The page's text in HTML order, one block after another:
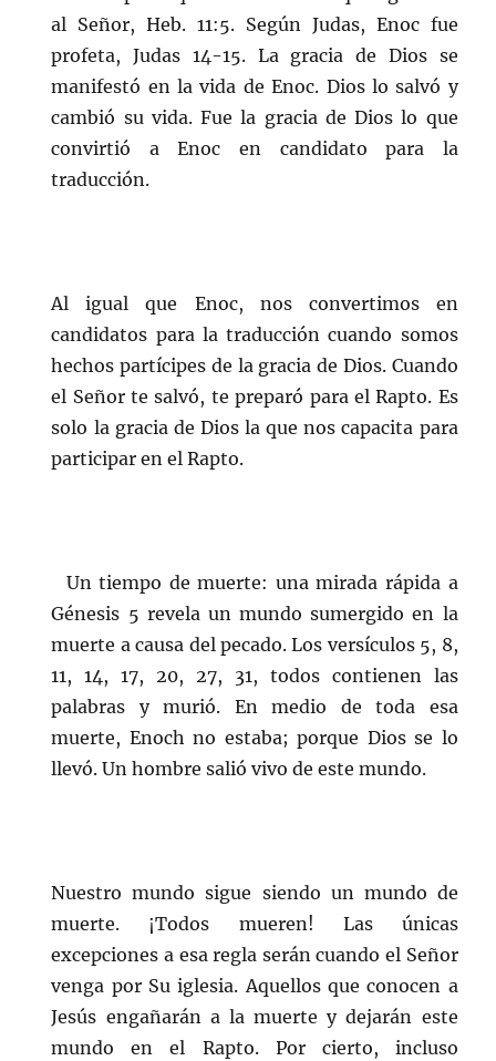
al Señor, Heb. 11:5. Según Judas, Enoc fue
profeta, Judas 14-15. La gracia de Dios se
manifestó en la vida de Enoc. Dios lo salvó y
cambió su vida. Fue la gracia de Dios lo que
convirtió a Enoc en candidato para la
traducción.
Al igual que Enoc, nos convertimos en
candidatos para la traducción cuando somos
hechos partícipes de la gracia de Dios. Cuando
el Señor te salvó, te preparó para el Rapto. Es
solo la gracia de Dios la que nos capacita para
participar en el Rapto.
Un tiempo de muerte: una mirada rápida a
Génesis 5 revela un mundo sumergido en la
muerte a causa del pecado. Los versículos 5, 8,
11, 14, 17, 20, 27, 31, todos contienen las
palabras y murió. En medio de toda esa
muerte, Enoch no estaba; porque Dios se lo
llevó. Un hombre salió vivo de este mundo.
Nuestro mundo sigue siendo un mundo de
muerte. ¡Todos mueren! Las únicas
excepciones a esa regla serán cuando el Señor
venga por Su iglesia. Aquellos que conocen a
Jesús engañarán a la muerte y dejarán este
mundo en el Rapto. Por cierto, incluso